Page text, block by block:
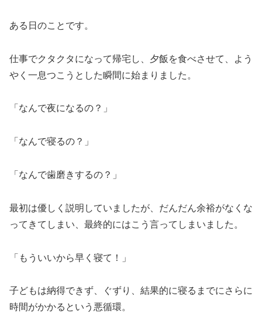
ある日のことです。
仕事でクタクタになって帰宅し、夕飯を食べさせて、よう
やく一息つこうとした瞬間に始まりました。
「なんで夜になるの？」
「なんで寝るの？」
「なんで歯磨きするの？」
最初は優しく説明していましたが、だんだん余裕がなくな
ってきてしまい、最終的にはこう言ってしまいました。
「もういいから早く寝て！」
子どもは納得できず、ぐずり、結果的に寝るまでにさらに
時間がかかるという悪循環。